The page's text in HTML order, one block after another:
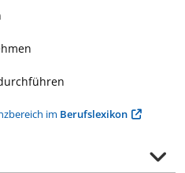
im Berufslexikon